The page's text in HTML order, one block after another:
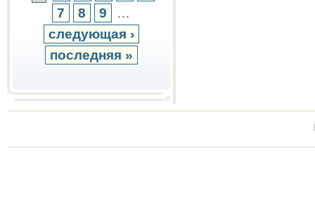
7
8 9
…
следующая ›
последняя »